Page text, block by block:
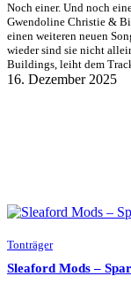
Noch einer. Und noch
Gwendoline Christie &
einen weiteren neuen
wieder sind sie nicht
Buildings, leiht dem
16. Dezember 2025
Tonträger
Sleaford Mods –